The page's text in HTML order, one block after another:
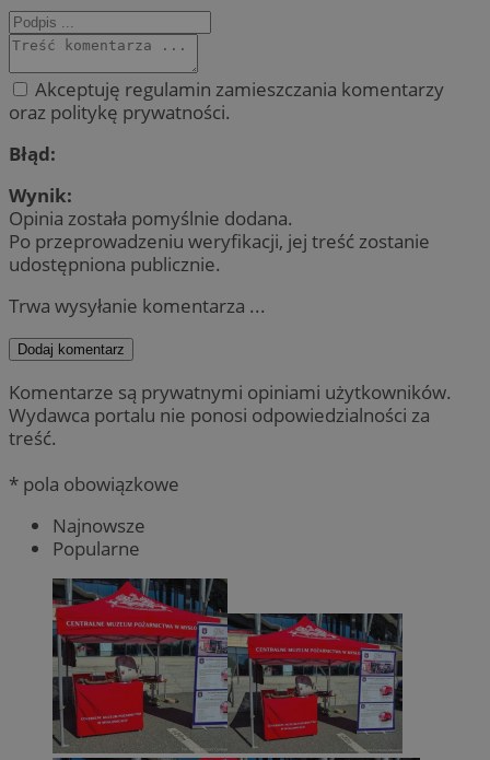
Akceptuję regulamin zamieszczania komentarzy
oraz politykę prywatności.
Błąd:
Wynik:
Opinia została pomyślnie dodana.
Po przeprowadzeniu weryfikacji, jej treść zostanie
udostępniona publicznie.
Trwa wysyłanie komentarza ...
Dodaj komentarz
Komentarze są prywatnymi opiniami użytkowników.
Wydawca portalu nie ponosi odpowiedzialności za
treść.
* pola obowiązkowe
Najnowsze
Popularne